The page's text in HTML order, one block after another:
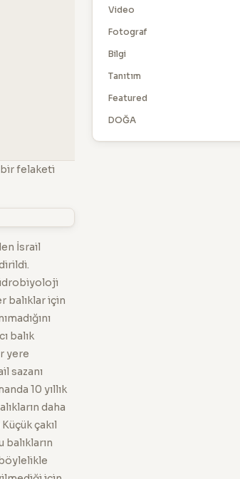
bir felaketi
İsrail
balıklar için
balık
yere
sazanı
10 yıllık
daha
çakıl
balıkların
Video
Fotograf
Bilgi
Tanıtım
Featured
DOĞA